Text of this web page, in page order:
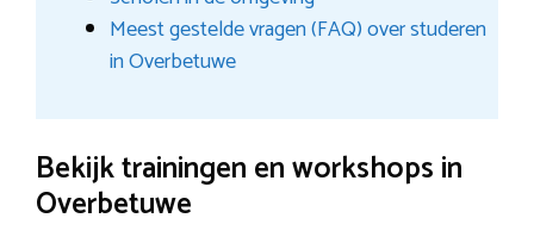
Meest gestelde vragen (FAQ) over studeren
in Overbetuwe
Bekijk trainingen en workshops in
Overbetuwe